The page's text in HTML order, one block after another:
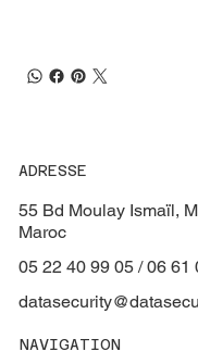
ADRESSE
55 Bd Moulay Ismaïl,
Maroc
05 22 40 99 05 / 06 61
NAVIGATION